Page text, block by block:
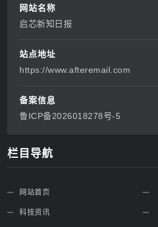
网站名称
启芯新知日报
站点地址
https://www.afteremail.com
备案信息
鲁ICP备2026018278号-5
栏目导航
网站首页
科技资讯